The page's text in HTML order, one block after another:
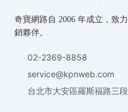
奇寶網路自 2006 年成立，致
銷夥伴。
02-2369-8858
service@kpnweb.com
台北市大安區羅斯福路三